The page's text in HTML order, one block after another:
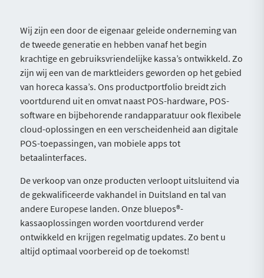
Wij zijn een door de eigenaar geleide onderneming van
de tweede generatie en hebben vanaf het begin
krachtige en gebruiksvriendelijke kassa’s ontwikkeld. Zo
zijn wij een van de marktleiders geworden op het gebied
van horeca kassa’s. Ons productportfolio breidt zich
voortdurend uit en omvat naast POS-hardware, POS-
software en bijbehorende randapparatuur ook flexibele
cloud-oplossingen en een verscheidenheid aan digitale
POS-toepassingen, van mobiele apps tot
betaalinterfaces.
De verkoop van onze producten verloopt uitsluitend via
de gekwalificeerde vakhandel in Duitsland en tal van
andere Europese landen. Onze bluepos®-
kassaoplossingen worden voortdurend verder
ontwikkeld en krijgen regelmatig updates. Zo bent u
altijd optimaal voorbereid op de toekomst!